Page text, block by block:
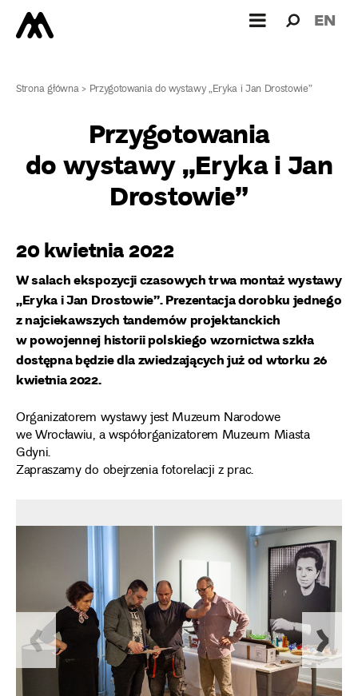
dla: EN
Strona główna> Przygotowania do wystawy „Eryka i Jan Drostowie”
Przygotowania
do wystawy „Eryka i Jan
Drostowie”
20 kwietnia 2022
W salach ekspozycji czasowych trwa montażwystawy
„Eryka i Jan Drostowie”. Prezentacja dorobku jednego
z najciekawszych tandemów projektanckich
w powojennej historii polskiego wzornictwa szkła
dostępna będzie dla zwiedzających już od wtorku 26
kwietnia 2022.
Organizatorem wystawy jest Muzeum Narodowe
we Wrocławiu, a współorganizatorem Muzeum Miasta
Gdyni.
Zapraszamy do obejrzenia fotorelacji z prac.